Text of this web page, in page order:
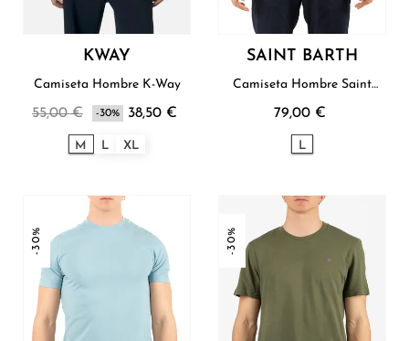
KWAY
Camiseta Hombre K-Way
55,00 € -30% 38,50 €
M L XL
SAINT BARTH
Camiseta Hombre Saint
79,00 €
L
-30% -30%